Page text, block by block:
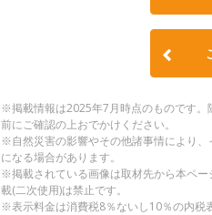
※掲載情報は2025年7月時点のものです。
前にご確認の上おでかけください。
※自然災害の影響やその他諸事情により
になる場合があります。
※掲載されている画像は取材先から本ペ
載(二次使用)は禁止です。
※表示料金は消費税8％ないし10％の内税